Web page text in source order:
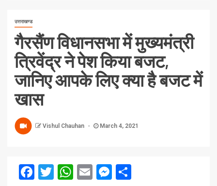
उत्तराखण्ड
गैरसैंण विधानसभा में मुख्यमंत्री
त्रिवेंद्र ने पेश किया बजट,
जानिए आपके लिए क्या है बजट में
खास
Vishul Chauhan March 4, 2021
Facebook
Twitter
WhatsApp
EmailMessenger